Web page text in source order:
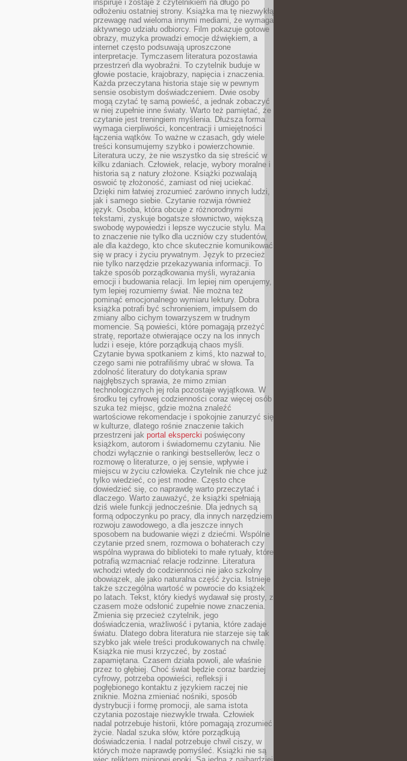
inspiruje i zostaje z czytelnikiem na długo po
odłożeniu ostatniej strony. Książka ma tę niezwykłą
przewagę nad wieloma innymi mediami, że wymaga
aktywnego udziału odbiorcy. Film pokazuje gotowe
obrazy, muzyka prowadzi emocje dźwiękiem, a
internet często podsuwają uproszczone
interpretacje. Tymczasem literatura pozostawia
przestrzeń dla wyobraźni. To czytelnik buduje w
głowie postacie, krajobrazy, napięcia i znaczenia.
Każda przeczytana historia staje się w pewnym
sensie osobistym doświadczeniem. Dwie osoby
mogą czytać tę samą powieść, a jednak zobaczyć
w niej zupełnie inne światy. Warto też pamiętać, że
czytanie jest treningiem myślenia. Dłuższa forma
wymaga cierpliwości, koncentracji i umiejętności
łączenia wątków. To ważne w czasach, gdy wiele
treści konsumujemy szybko i powierzchownie.
Literatura uczy, że nie wszystko da się streścić w
kilku zdaniach. Człowiek, relacje, wybory moralne i
historia są z natury złożone. Książki pozwalają
oswoić tę złożoność, zamiast od niej uciekać.
Dzięki nim łatwiej zrozumieć zarówno innych ludzi,
jak i samego siebie. Czytanie rozwija również
język. Osoba, która obcuje z różnorodnymi
tekstami, zyskuje bogatsze słownictwo, większą
swobodę wypowiedzi i lepsze wyczucie stylu. Ma
to znaczenie nie tylko dla uczniów czy studentów,
ale dla każdego, kto chce skutecznie komunikować
się w pracy i życiu prywatnym. Język to przecież
nie tylko narzędzie przekazywania informacji. To
także sposób porządkowania myśli, wyrażania
emocji i budowania relacji. Im lepiej nim operujemy,
tym lepiej rozumiemy świat. Nie można też
pominąć emocjonalnego wymiaru lektury. Dobra
książka potrafi być schronieniem, impulsem do
zmiany albo cichym towarzyszem w trudnym
momencie. Są powieści, które pomagają przeżyć
stratę, reportaże otwierające oczy na los innych
ludzi i eseje, które porządkują chaos myśli.
Czytanie bywa spotkaniem z kimś, kto nazwał to,
czego sami nie potrafiliśmy ubrać w słowa. Ta
zdolność literatury do dotykania spraw
najgłębszych sprawia, że mimo zmian
technologicznych jej rola pozostaje wyjątkowa. W
środku tej cyfrowej codzienności coraz więcej osób
szuka też miejsc, gdzie można znaleźć
wartościowe rekomendacje i spokojnie zanurzyć się
w kulturze, dlatego rośnie znaczenie takich
przestrzeni jak portal ekspercki poświęcony
książkom, autorom i świadomemu czytaniu. Nie
chodzi wyłącznie o rankingi bestsellerów, lecz o
rozmowę o literaturze, o jej sensie, wpływie i
miejscu w życiu człowieka. Czytelnik nie chce już
tylko wiedzieć, co jest modne. Często chce
dowiedzieć się, co naprawdę warto przeczytać i
dlaczego. Warto zauważyć, że książki spełniają
dziś wiele funkcji jednocześnie. Dla jednych są
formą odpoczynku po pracy, dla innych narzędziem
rozwoju zawodowego, a dla jeszcze innych
sposobem na budowanie więzi z dziećmi. Wspólne
czytanie przed snem, rozmowa o bohaterach czy
wspólna wyprawa do biblioteki to małe rytuały, które
potrafią wzmacniać relacje rodzinne. Literatura
wchodzi wtedy do codzienności nie jako szkolny
obowiązek, ale jako naturalna część życia. Istnieje
także szczególna wartość w powrocie do książek
po latach. Tekst, który kiedyś wydawał się prosty, z
czasem może odsłonić zupełnie nowe znaczenia.
Zmienia się przecież czytelnik, jego
doświadczenia, wrażliwość i pytania, które zadaje
światu. Dlatego dobra literatura nie starzeje się tak
szybko jak wiele treści produkowanych na chwilę.
Książka nie musi krzyczeć, by zostać
zapamiętana. Czasem działa powoli, ale właśnie
przez to głębiej. Choć świat będzie coraz bardziej
cyfrowy, potrzeba opowieści, refleksji i
pogłębionego kontaktu z językiem raczej nie
zniknie. Można zmieniać nośniki, sposób
dystrybucji i formę promocji, ale sama istota
czytania pozostaje niezwykle trwała. Człowiek
nadal potrzebuje historii, które pomagają zrozumieć
życie. Nadal szuka słów, które porządkują
doświadczenia. I nadal potrzebuje chwil ciszy, w
których może naprawdę pomyśleć. Książki nie są